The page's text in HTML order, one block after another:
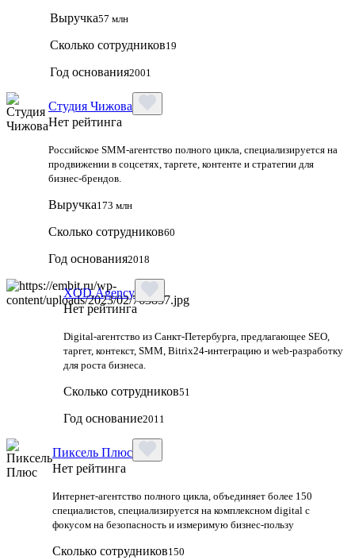
Выручка57 млн
Сколько сотрудников19
Год основания2001
Студия Чижова
Нет рейтинга
Российское SMM-агентство полного цикла, специализируется на
продвижении в соцсетях, таргете, контенте и стратегии для
бизнес-брендов.
Выручка173 млн
Сколько сотрудников60
Год основания2018
XOD.Agency
Нет рейтинга
Digital-агентство из Санкт-Петербурга, предлагающее SEO,
таргет, контекст, SMM, Bitrix24-интеграцию и web-разработку
для роста бизнеса.
Сколько сотрудников51
Год основание2011
Пиксель Плюс
Нет рейтинга
Интернет-агентство полного цикла, объединяет более 150
специалистов, специализируется на комплексном digital с
фокусом на безопасность и измеримую бизнес-пользу
Сколько сотрудников150